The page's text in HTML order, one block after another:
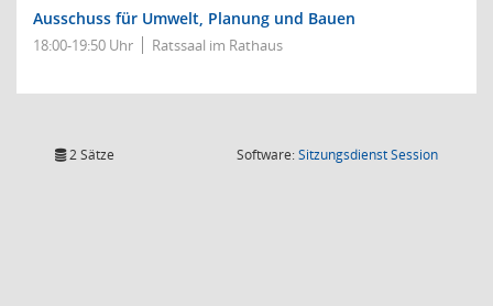
Ausschuss für Umwelt, Planung und Bauen
18:00-19:50 Uhr Ratssaal im Rathaus
2 Sätze Software:SitzungsdienstSession(Wird in